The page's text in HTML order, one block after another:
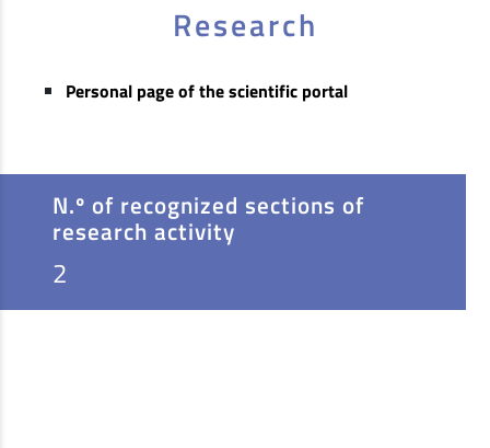
Research
Personal page of the scientific portal
N.º of recognized sections of
research activity
2